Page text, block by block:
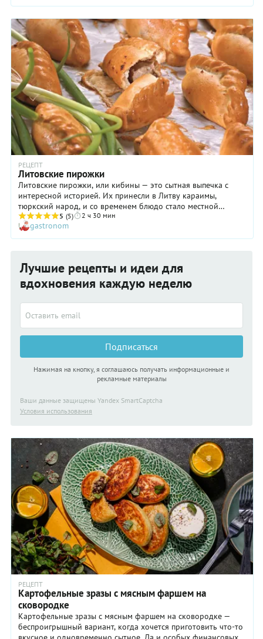
РЕЦЕПТ
Литовские пирожки
Литовские пирожки, или кибины — это сытная выпечка с
интересной историей. Их принесли в Литву караимы,
тюркский народ, и со временем блюдо стало местной
классикой. Традиционно кибины готовят из пресного теста,
но этот рецепт — адаптированный, домашний вариант на
мягком дрожжевом тесте. Начинка — тоже немного не по
ароматной, но без лишней плотности. Такие литовские
пирожки с мясом — идеальная еда для сытного обеда или в
дорогу.
5 (5) 2 ч 30 мин
gastronom
Лучшие рецепты и идеи для
вдохновения каждую неделю
Подписаться
Нажимая на кнопку, я соглашаюсь получать информационные и
рекламные материалы
Ваши данные защищены Yandex SmartCaptcha
Условия использования
РЕЦЕПТ
Картофельные зразы с мясным фаршем на
сковородке
Картофельные зразы с мясным фаршем на сковородке —
беспроигрышный вариант, когда хочется приготовить что-то